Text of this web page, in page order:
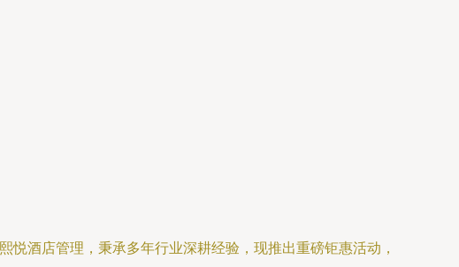
酒店管理，秉承多年行业深耕经验，现推出重磅钜惠活动，